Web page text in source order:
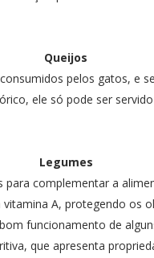
Queijos
pelos gatos, e
ele só pode ser
Legumes
complementar a
A, protegendo os
funcionamento de
que apresenta